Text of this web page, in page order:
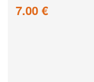
7.00 €